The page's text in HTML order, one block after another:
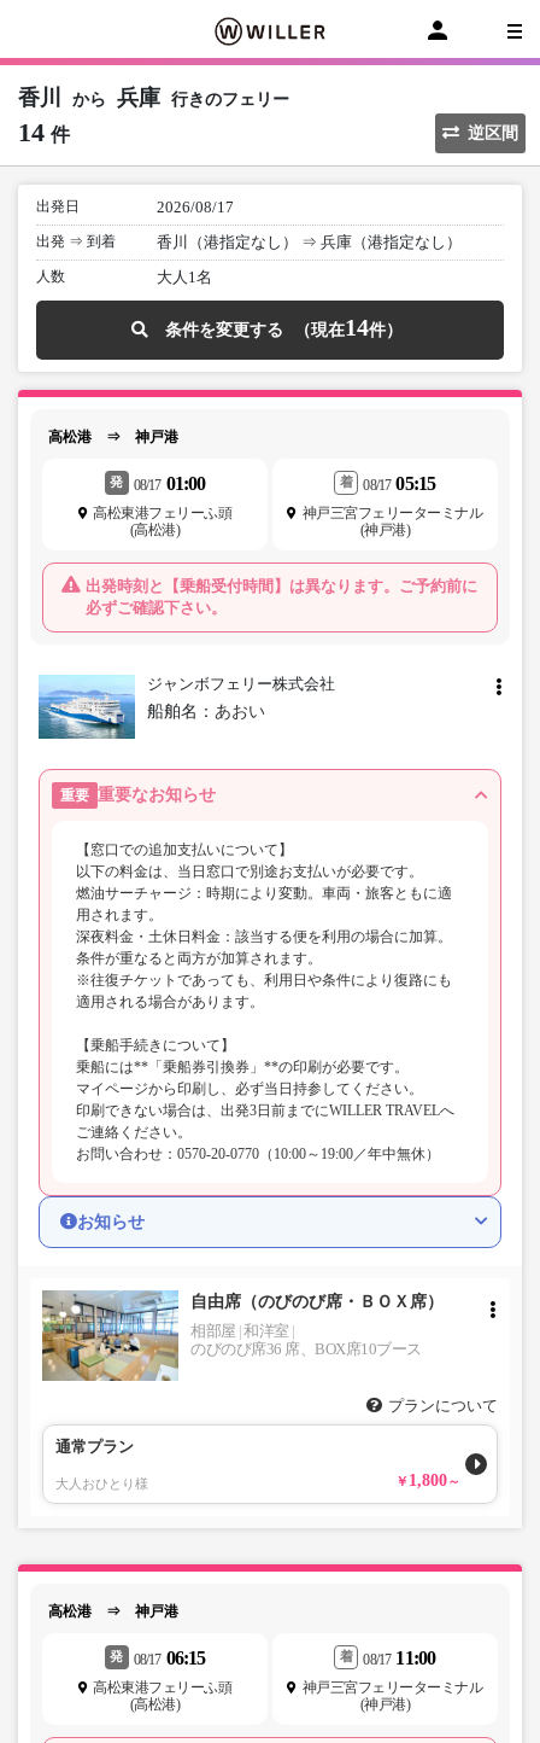
香川 から 兵庫 行きのフェリー
14 件 逆区間
出発日 2026/08/17
出発 ⇒ 到着 香川（港指定なし） ⇒ 兵庫（港指定なし）
人数 大人1名
条件を変更する 14
高松港 ⇒ 神戸港
発 08/17 01:00
高松東港フェリーふ頭
(高松港)
出発時刻と【乗船受付時間】は異なります。ご予約前に
必ずご確認下さい。
着 08/17 05:15
神戸三宮フェリーターミナル
(神戸港)
ジャンボフェリー株式会社
船舶名： あおい
重要 重要なお知らせ
【窓口での追加支払いについて】
以下の料金は、当日窓口で別途お支払いが必要です。
燃油サーチャージ：時期により変動。車両・旅客ともに適
用されます。
深夜料金・土休日料金：該当する便を利用の場合に加算。
条件が重なると両方が加算されます。
※往復チケットであっても、利用日や条件により復路にも
適用される場合があります。
【乗船手続きについて】
乗船には**「乗船券引換券」**の印刷が必要です。
マイページから印刷し、必ず当日持参してください。
印刷できない場合は、出発3日前までにWILLER TRAVELへ
ご連絡ください。
お問い合わせ：0570-20-0770（10:00～19:00／年中無休）
お知らせ
自由席（のびのび席・ＢＯＸ席）
相部屋 和洋室
のびのび席36 席、BOX席10ブース
プランについて
通常プラン
大人おひとり様 1,800
高松港 ⇒ 神戸港
発 08/17 06:15
高松東港フェリーふ頭
(高松港)
着 08/17 11:00
神戸三宮フェリーターミナル
(神戸港)